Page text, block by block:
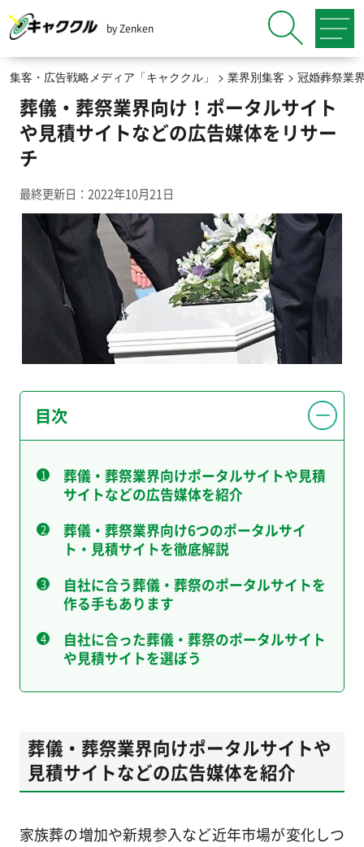
by Zenken
集客・広告戦略メディア「キャククル」 > 業界別集客 > 冠婚葬祭業
葬儀・葬祭業界向け！ポータルサイト
や見積サイトなどの広告媒体をリサー
チ
最終更新日：2022年10月21日
目次
葬儀・葬祭業界向けポータルサイトや見積
サイトなどの広告媒体を紹介
葬儀・葬祭業界向け6つのポータルサイ
ト・見積サイトを徹底解説
自社に合う葬儀・葬祭のポータルサイトを
作る手もあります
自社に合った葬儀・葬祭のポータルサイト
や見積サイトを選ぼう
葬儀・葬祭業界向けポータルサイトや
見積サイトなどの広告媒体を紹介
家族葬の増加や新規参入など近年市場が変化しつ